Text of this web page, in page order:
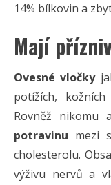
14% bílkovin a
Mají
Ovesné vločky
potížích,
Rovněž nikomu
potravinu mezi
cholesterolu.
výživu nervů a